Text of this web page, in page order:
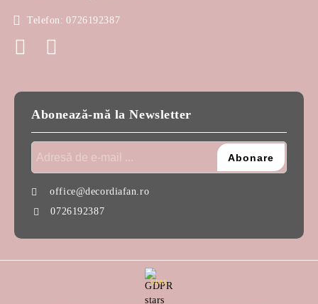
Telefon: 0726192387
Abonează-mă la Newsletter
office@decordiafan.ro
0726192387
GDPR